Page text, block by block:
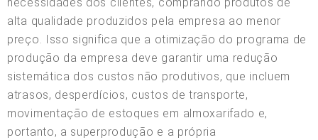
alta qualidade produzidos pela empresa ao menor
preço. Isso significa que a otimização do programa de
produção da empresa deve garantir uma redução
sistemática dos custos não produtivos, que incluem
atrasos, desperdícios, custos de transporte,
movimentação de estoques em almoxarifado e,
portanto, a superprodução e a própria